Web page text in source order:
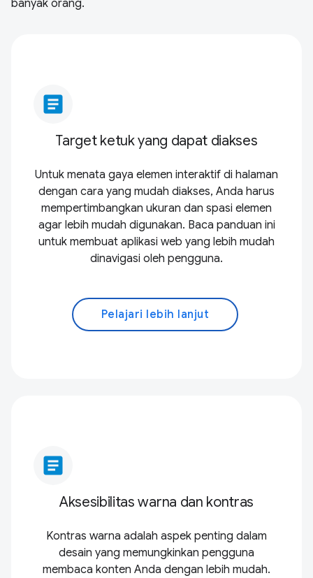
banyak orang.
article
Target ketuk yang dapat diakses
Untuk menata gaya elemen interaktif di halaman
dengan cara yang mudah diakses, Anda harus
mempertimbangkan ukuran dan spasi elemen
agar lebih mudah digunakan. Baca panduan ini
untuk membuat aplikasi web yang lebih mudah
dinavigasi oleh pengguna.
Pelajari lebih lanjut
article
Aksesibilitas warna dan kontras
Kontras warna adalah aspek penting dalam
desain yang memungkinkan pengguna
membaca konten Anda dengan lebih mudah.